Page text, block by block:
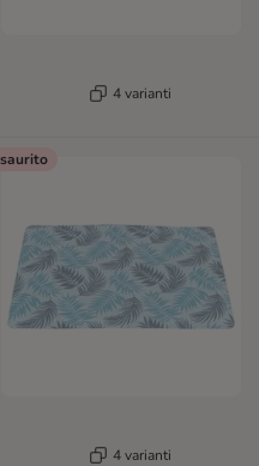
4 varianti
4 varianti